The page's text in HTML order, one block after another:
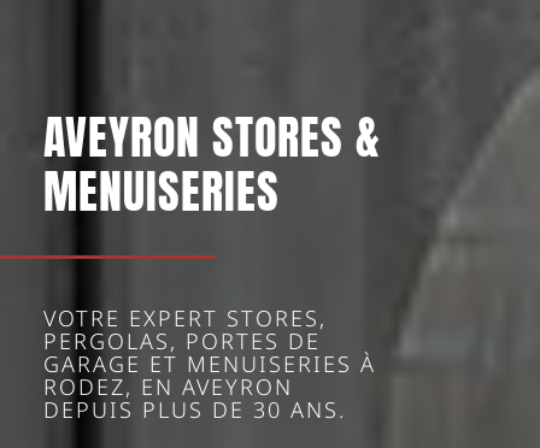
AVEYRON STORES &
MENUISERIES
VOTRE EXPERT STORES,
PERGOLAS, PORTES DE
GARAGE ET MENUISERIES À
RODEZ, EN AVEYRON
DEPUIS PLUS DE 30 ANS.